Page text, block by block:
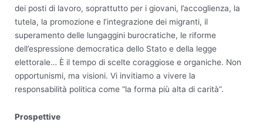
dei posti di lavoro, soprattutto per i giovani, l’accoglienza, la
tutela, la promozione e l’integrazione dei migranti, il
superamento delle lungaggini burocratiche, le riforme
dell’espressione democratica dello Stato e della legge
elettorale… È il tempo di scelte coraggiose e organiche. Non
opportunismi, ma visioni. Vi invitiamo a vivere la
responsabilità politica come “la forma più alta di carità”.
Prospettive